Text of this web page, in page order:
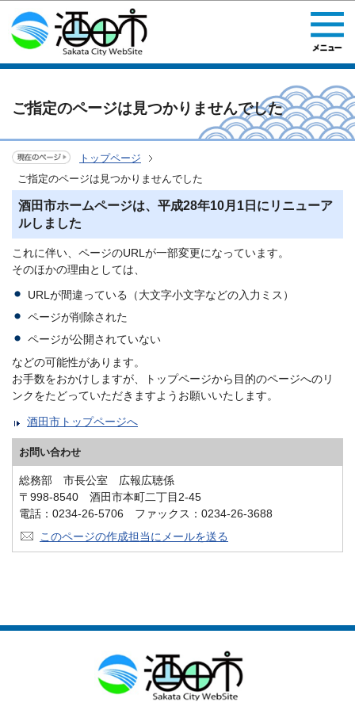
このページの本文へ移動
ご指定のページは見つかりませんでした
トップページ
ご指定のページは見つかりませんでした
酒田市ホームページは、平成28年10月1日にリニューア
ルしました
これに伴い、ページのURLが一部変更になっています。
そのほかの理由としては、
URLが間違っている（大文字小文字などの入力ミス）
ページが削除された
ページが公開されていない
などの可能性があります。
お手数をおかけしますが、トップページから目的のページへのリ
ンクをたどっていただきますようお願いいたします。
酒田市トップページへ
お問い合わせ
総務部 市長公室 広報広聴係
〒998-8540 酒田市本町二丁目2-45
電話：0234-26-5706 ファックス：0234-26-3688
このページの作成担当にメールを送る